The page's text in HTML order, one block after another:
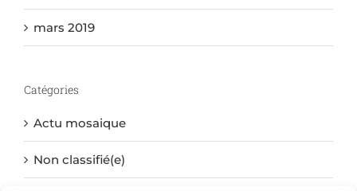
mars 2019
Catégories
Actu mosaique
Non classifié(e)